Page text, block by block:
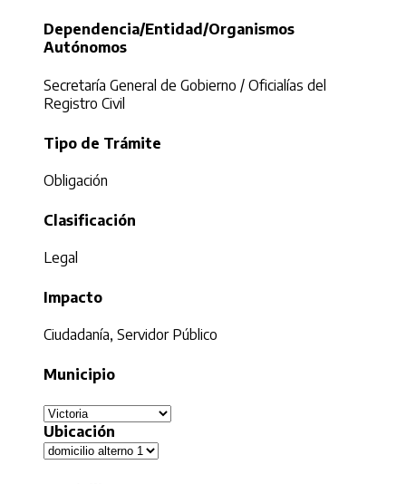
Dependencia/Entidad/Organismos
Autónomos
Secretaría General de Gobierno / Oficialías del
Registro Civil
Tipo de Trámite
Obligación
Clasificación
Legal
Impacto
Ciudadanía, Servidor Público
Municipio
Ubicación